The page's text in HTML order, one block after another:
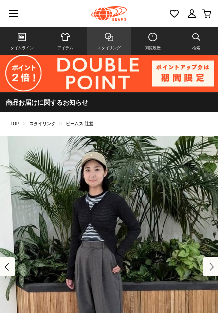
タイムライン アイテム スタイリング 閲覧履歴 検索
商品お届けに関するお知らせ
TOP > スタイリング > ビームス 辻堂